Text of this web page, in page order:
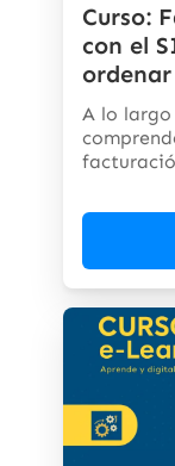
Curso:
con el
A lo largo